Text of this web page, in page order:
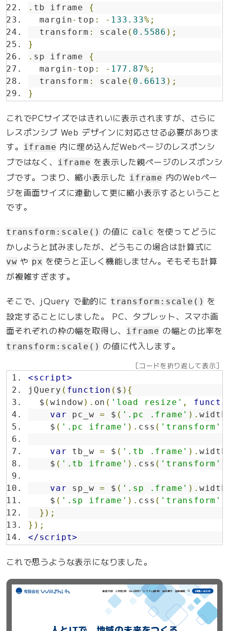
. tb iframe {
  margin
- top : - 133.33%;
  transform
: scale ( 0.5586 );
}
. sp iframe {
  margin
- top : - 177.87%;
  transform
: scale ( 0.6613 );
}
これでPCサイズではきれいに表示されますが、さらに
レスポンシブ Web デザインに対応させる必要がありま
す。
iframe 内に埋め込んだWebページのレスポンシ
ブではなく、
iframe を表示した親ページのレスポンシ
ブです。つまり、縮小表示した iframe 内のWebペー
ジを画面サイズに連動して更に縮小表示するということ
です。
transform:scale() の値に calc を使ってどうに
かしようと試みましたが、どうもこの場合は計算式に
vw や px を使うと正しく機能しません。そもそも計算
が複雑すぎます。
そこで、jQuery で動的に transform:scale() を
設定することにしました。 PC、タブレット、スマホ画
面それぞれの枠の幅を取得し、
iframe の幅との比率を
transform:scale() の値に代入します。
［コードを折り返して表示］
<script>
jQuery ( function ( $ ){
  $
(window ). on ( 'load resize' ,
var pc_w = $ ( '.pc .frame' ). width
    $
( '.pc iframe' ). css ( 'transform'
var tb_w = $ ( '.tb .frame' ). width
    $
( '.tb iframe' ). css ( 'transform'
var sp_w = $ ( '.sp .frame' ). width
    $
( '.sp iframe' ). css ( 'transform'
});
});
</script>
これで思うような表示になりました。